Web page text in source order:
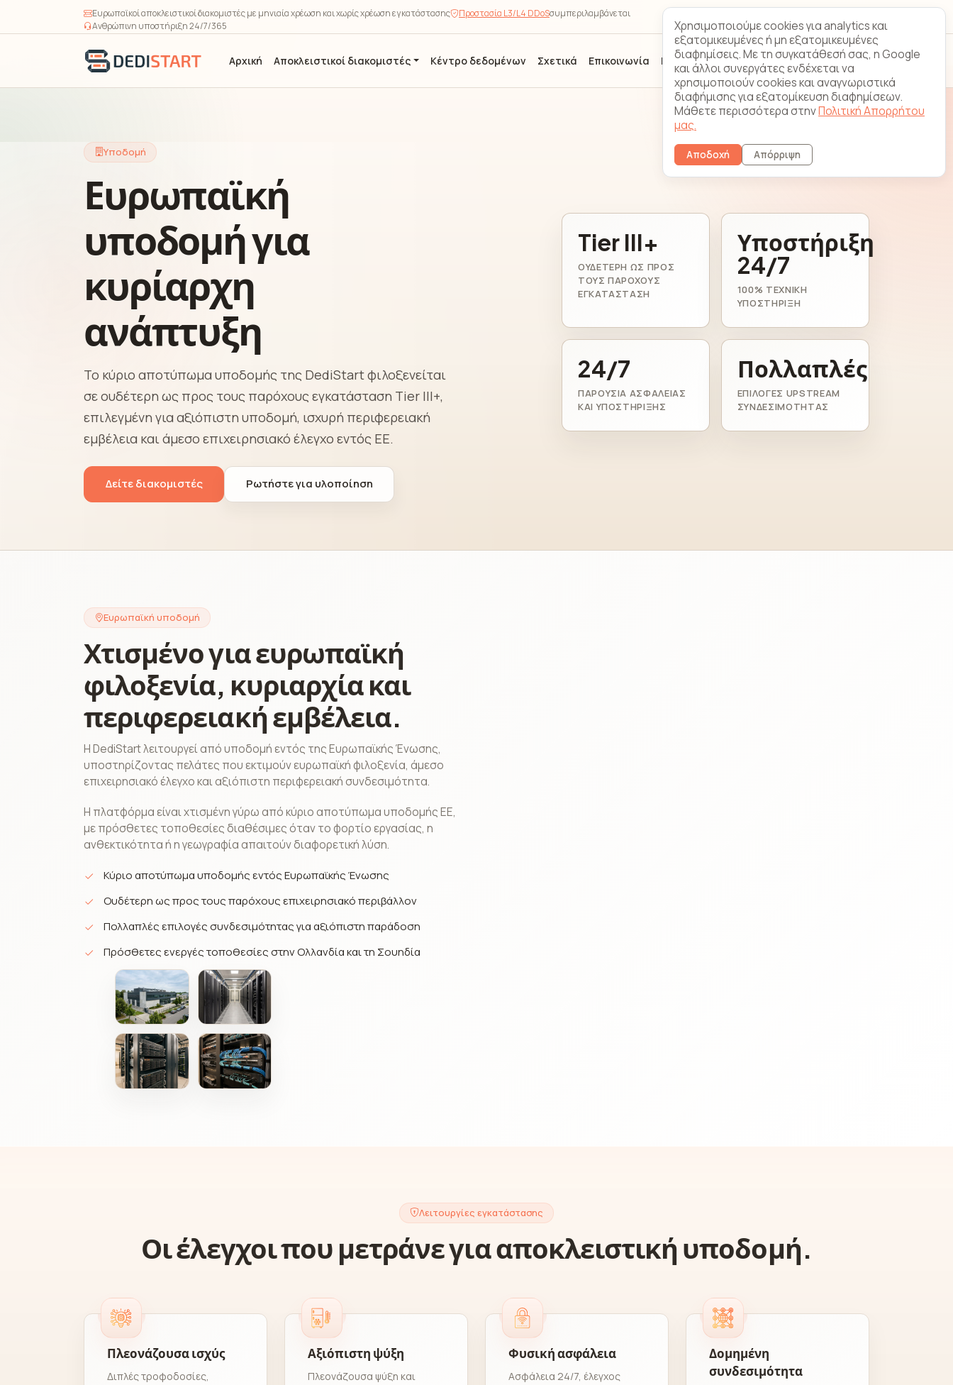
Ευρωπαϊκοί αποκλειστικοί διακομιστές με μηνιαία χρέωση και χωρίς χρέωση εγκατάστασης Προστασία L3/L4 DDoSσυμπεριλαμβάνεται
Ανθρώπινη υποστήριξη 24/7/365
Glass
Επικοινωνία
Αρχική Αποκλειστικοί διακομιστές Κέντρο δεδομένων Σχετικά Επικοινωνία FAQ Εγγραφή Σύνδεση πελάτη
Υποδομή
Ευρωπαϊκή
υποδομή για
κυρίαρχη
ανάπτυξη
Το κύριο αποτύπωμα υποδομής της DediStart φιλοξενείται
σε ουδέτερη ως προς τους παρόχους εγκατάσταση Tier III+,
επιλεγμένη για αξιόπιστη υποδομή, ισχυρή περιφερειακή
εμβέλεια και άμεσο επιχειρησιακό έλεγχο εντός ΕΕ.
Δείτε διακομιστές Ρωτήστε για υλοποίηση
Tier III+
ΟΥΔΈΤΕΡΗ ΩΣ ΠΡΟΣ
ΤΟΥΣ ΠΑΡΌΧΟΥΣ
ΕΓΚΑΤΆΣΤΑΣΗ
Υποστήριξη
24/7
100% ΤΕΧΝΙΚΉ
ΥΠΟΣΤΉΡΙΞΗ
24/7
ΠΑΡΟΥΣΊΑ ΑΣΦΑΛΕΊΑΣ
ΚΑΙ ΥΠΟΣΤΉΡΙΞΗΣ
Πολλαπλές
ΕΠΙΛΟΓΈΣ UPSTREAM
ΣΥΝΔΕΣΙΜΌΤΗΤΑΣ
Ευρωπαϊκή υποδομή
Χτισμένο για ευρωπαϊκή
φιλοξενία, κυριαρχία και
περιφερειακή εμβέλεια.
Η DediStart λειτουργεί από υποδομή εντός της Ευρωπαϊκής Ένωσης,
υποστηρίζοντας πελάτες που εκτιμούν ευρωπαϊκή φιλοξενία, άμεσο
επιχειρησιακό έλεγχο και αξιόπιστη περιφερειακή συνδεσιμότητα.
Η πλατφόρμα είναι χτισμένη γύρω από κύριο αποτύπωμα υποδομής ΕΕ,
με πρόσθετες τοποθεσίες διαθέσιμες όταν το φορτίο εργασίας, η
ανθεκτικότητα ή η γεωγραφία απαιτούν διαφορετική λύση.
Κύριο αποτύπωμα υποδομής εντός Ευρωπαϊκής Ένωσης
Ουδέτερη ως προς τους παρόχους επιχειρησιακό περιβάλλον
Πολλαπλές επιλογές συνδεσιμότητας για αξιόπιστη παράδοση
Πρόσθετες ενεργές τοποθεσίες στην Ολλανδία και τη Σουηδία
Λειτουργίες εγκατάστασης
Οι έλεγχοι που μετράνε για αποκλειστική υποδομή.
Πλεονάζουσα ισχύς
Διπλές τροφοδοσίες,
Αξιόπιστη ψύξη
Πλεονάζουσα ψύξη και
Φυσική ασφάλεια
Ασφάλεια 24/7, έλεγχος
Δομημένη
συνδεσιμότητα
Χρησιμοποιούμε cookies για analytics και
εξατομικευμένες ή μη εξατομικευμένες
διαφημίσεις. Με τη συγκατάθεσή σας, η Google
και άλλοι συνεργάτες ενδέχεται να
χρησιμοποιούν cookies και αναγνωριστικά
διαφήμισης για εξατομίκευση διαφημίσεων.
Μάθετε περισσότερα στηνΠολιτική Απορρήτου
μας.
Αποδοχή Απόρριψη